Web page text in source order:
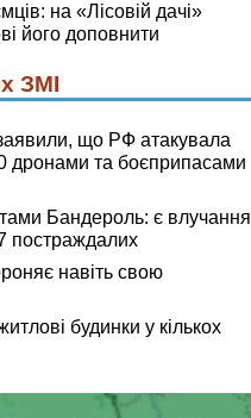
на «Лісовій дачі»
його доповнити
ЗМІ
що РФ атакувала
дронами та боєприпасами
Бандероль: є влучання
постраждалих
навіть свою
будинки у кількох